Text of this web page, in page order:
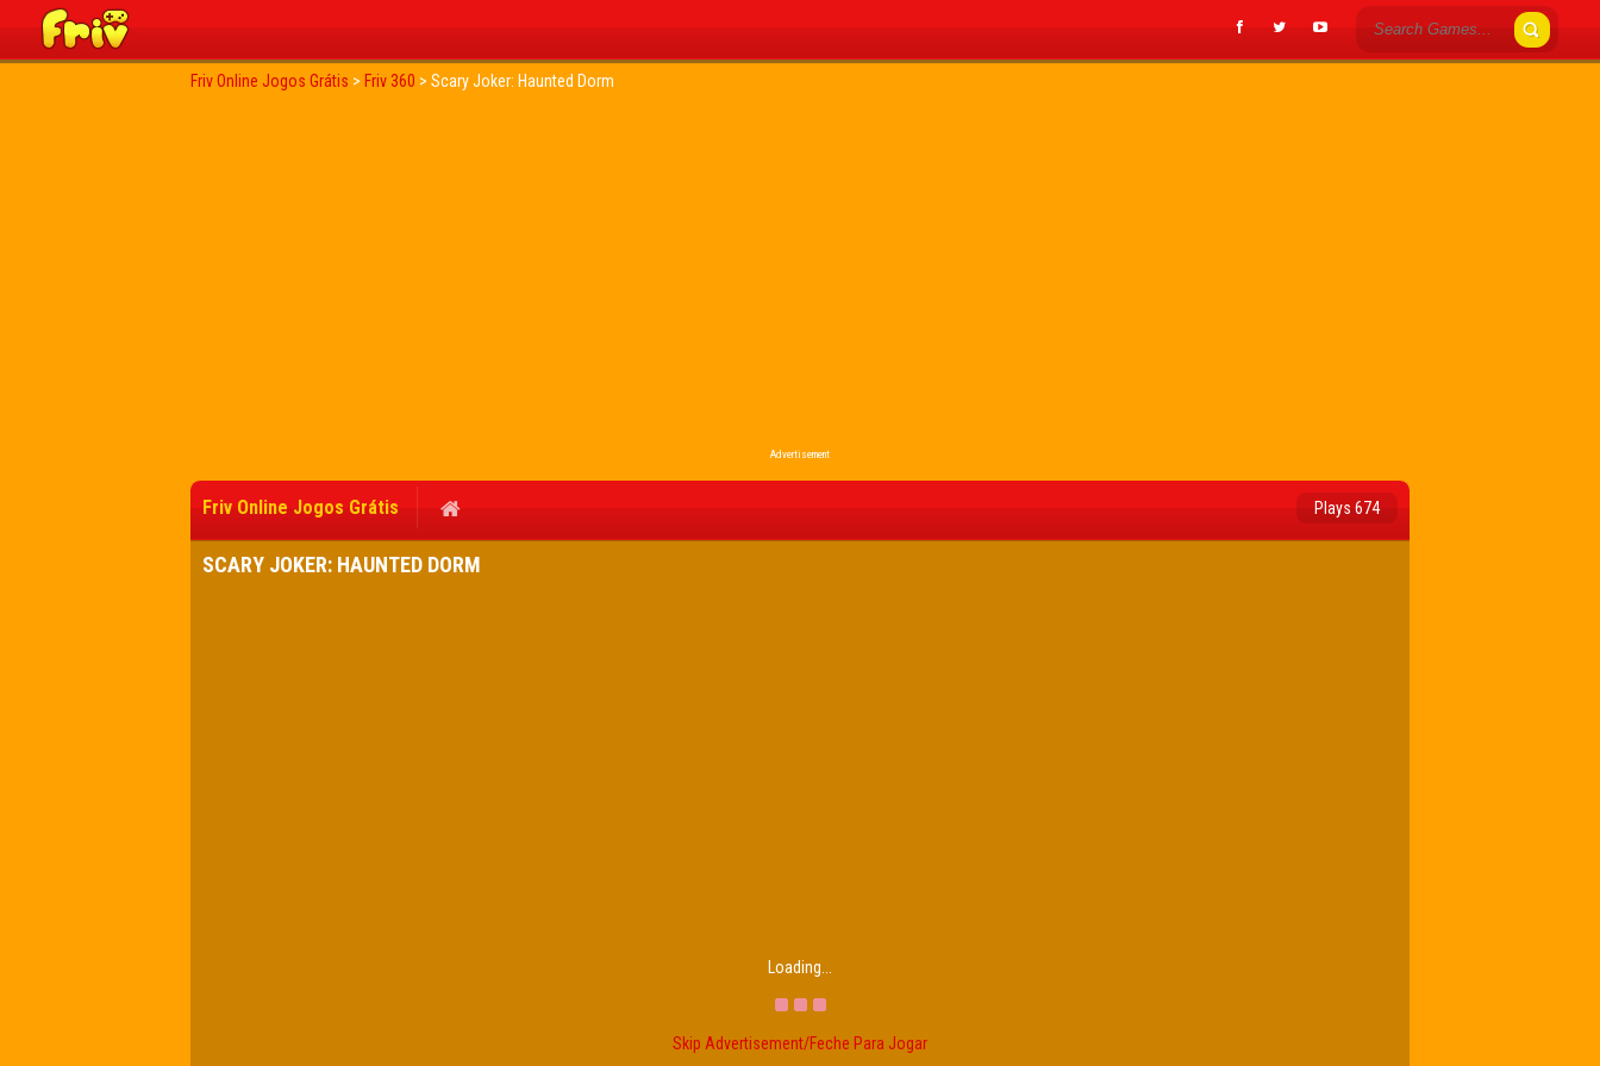
Friv Online Jogos Grátis > Friv 360 > Scary Joker: Haunted Dorm
Advertisement
Friv Online Jogos Grátis Plays 674
SCARY JOKER: HAUNTED DORM
Loading...
Skip Advertisement/Feche Para Jogar